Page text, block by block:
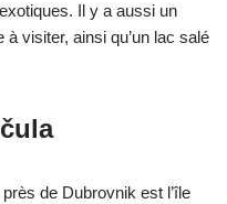
Il y a aussi un
visiter, ainsi qu’un lac salé
de Dubrovnik est l’île